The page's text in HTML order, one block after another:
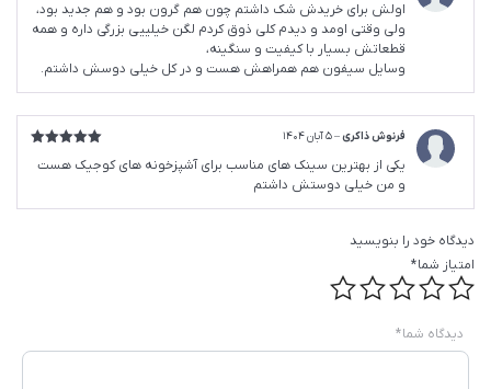
5
اولش برای خریدش شک داشتم چون هم گرون بود و هم جدید بود،
ولی وقتی اومد و دیدم کلی ذوق کردم لگن خیلییی بزرگی داره و همه
قطعاتش بسیار با کیفیت و سنگینه،
وسایل سیفون هم همراهش هست و در کل خیلی دوسش داشتم.
5
فرنوش ذاکری–5 آبان 1404
یکی از بهترین سینک های مناسب برای آشپزخونه های کوجیک هست
و من خیلی دوستش داشتم
دیدگاه خود را بنویسید
امتیاز شما*
دیدگاه شما*